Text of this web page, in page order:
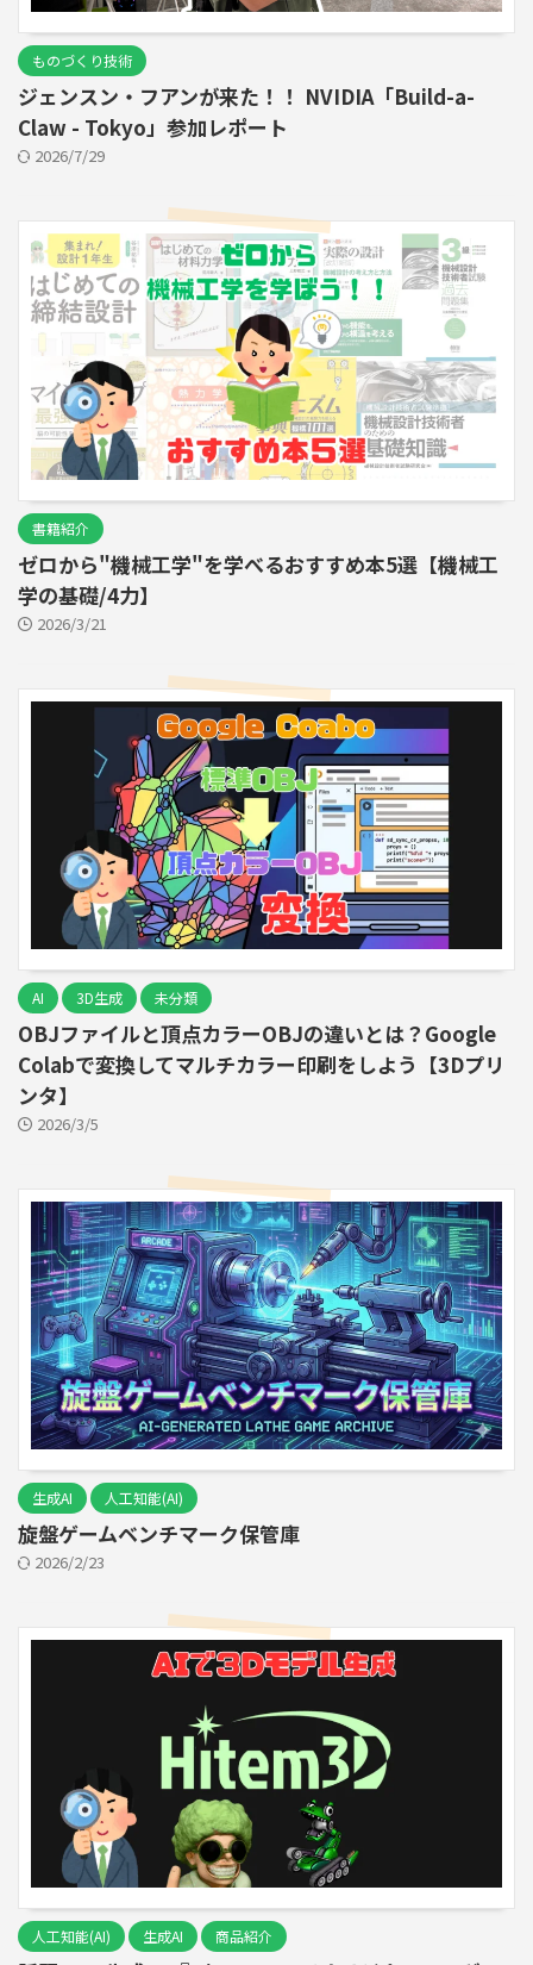
ものづくり技術
ジェンスン・フアンが来た！！ NVIDIA「Build-a-
Claw - Tokyo」参加レポート
2026/7/29
書籍紹介
ゼロから"機械工学"を学べるおすすめ本5選【機械工
学の基礎/4力】
2026/3/21
AI 3D生成 未分類
OBJファイルと頂点カラーOBJの違いとは？Google
Colabで変換してマルチカラー印刷をしよう【3Dプリ
ンタ】
2026/3/5
生成AI 人工知能(AI)
旋盤ゲームベンチマーク保管庫
2026/2/23
人工知能(AI) 生成AI 商品紹介